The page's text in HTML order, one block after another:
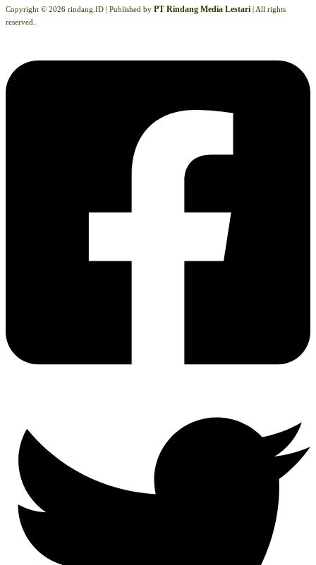
Copyright © 2026 rindang.ID | Published by PT Rindang Media Lestari | All rights
reserved.